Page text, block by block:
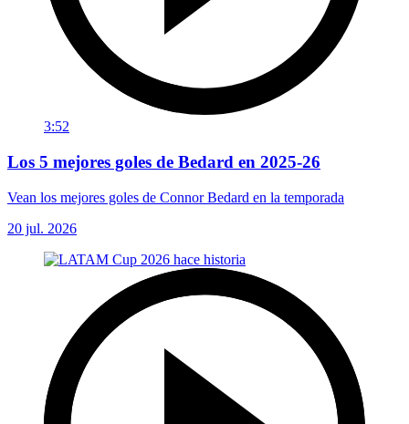
3:52
Los 5 mejores goles de Bedard en 2025-26
Vean los mejores goles de Connor Bedard en la temporada
20 jul. 2026